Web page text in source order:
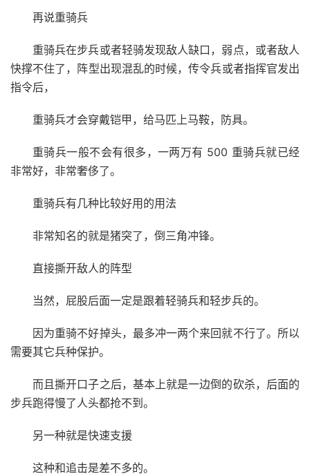
再说重骑兵
重骑兵在步兵或者轻骑发现敌人缺口，弱点，或者敌人
快撑不住了，阵型出现混乱的时候，传令兵或者指挥官发出
指令后，
重骑兵才会穿戴铠甲，给马匹上马鞍，防具。
重骑兵一般不会有很多，一两万有 500 重骑兵就已经
非常好，非常奢侈了。
重骑兵有几种比较好用的用法
非常知名的就是猪突了，倒三角冲锋。
直接撕开敌人的阵型
当然，屁股后面一定是跟着轻骑兵和轻步兵的。
因为重骑不好掉头，最多冲一两个来回就不行了。所以
需要其它兵种保护。
而且撕开口子之后，基本上就是一边倒的砍杀，后面的
步兵跑得慢了人头都抢不到。
另一种就是快速支援
这种和追击是差不多的。